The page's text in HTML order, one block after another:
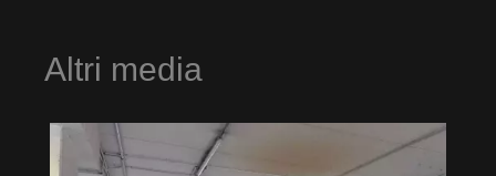
Altri media